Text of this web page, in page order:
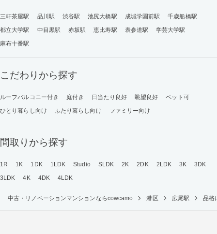
三軒茶屋駅 品川駅 渋谷駅 池尻大橋駅 成城学園前駅
千歳船橋駅
都立大学駅
中目黒駅 赤坂駅 恵比寿駅 表参道駅
学芸大学駅
麻布十番駅
こだわりから探す
ルーフバルコニー付き 庭付き 日当たり良好 眺望良好
ペット可
ひとり暮らし向け
ふたり暮らし向け ファミリー向け
間取りから探す
1R 1K 1DK 1LDK Studio SLDK 2K 2DK 2LDK 3K
3DK
3LDK
4K 4DK 4LDK
中古・リノベーションマンションならcowcamo 港区 広尾駅 品格